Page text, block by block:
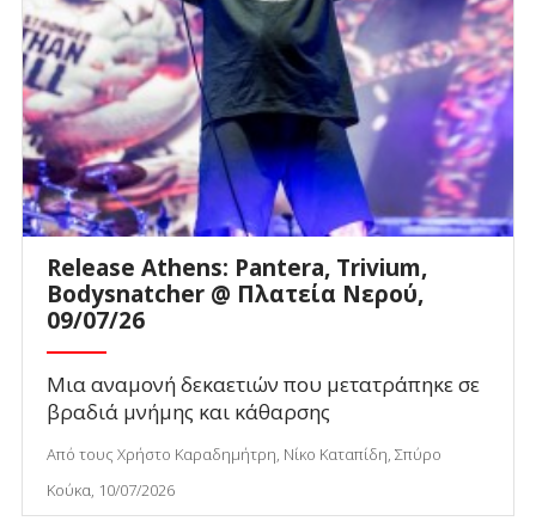
Release Athens: Pantera, Trivium,
Bodysnatcher @ Πλατεία Νερού,
09/07/26
Μια αναμονή δεκαετιών που μετατράπηκε σε
βραδιά μνήμης και κάθαρσης
Από τους Χρήστο Καραδημήτρη, Νίκο Καταπίδη, Σπύρο
Κούκα, 10/07/2026